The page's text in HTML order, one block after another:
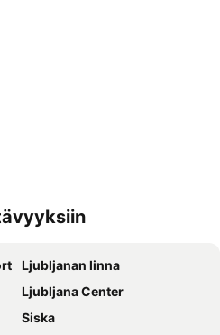
Ljubljanan linna
Ljubljana Center
Siska